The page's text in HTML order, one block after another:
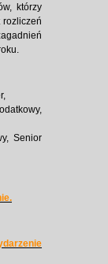
którzy
Senior